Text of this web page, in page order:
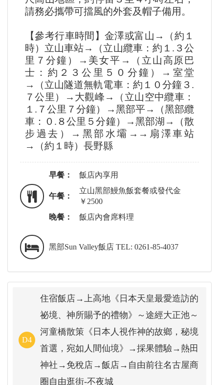
請務必攜帶可擋風的外套及帽⼦備⽤。
【參考行車時間】金澤或富山→（約１
時）立⼭⾞站→（立⼭纜⾞：約１.３公
⾥７分鐘）→美女平→（立⼭⾼原巴
⼠：約２３公⾥５０分鐘）→室堂
→（立⼭隧道無軌電⾞：約１０分鐘３.
７公⾥）→⼤觀峰→（立⼭空中纜⾞：
１.７公⾥７分鐘）→⿊部平→（⿊部纜
車：０.８公⾥５分鐘）→⿊部湖→（散
步過去）→⿊部⽔壩→→扇澤⾞站
→（約１時）長野縣
早餐： 飯店內享用
午餐：
立山黑部鰻魚飯套餐或發代金
￥2500
晚餐：
飯店內會席料理
黑部Sun Valley飯店 TEL: 0261-85-4037
D4
住宿飯店→上高地《日本天皇最愛造訪的
祕境、神所賜予的禮物》～途經大正池～
河童橋散策《日本人視作神的故鄉，秘境
首選，宛如人間仙境》→採果體驗→熱田
神社→免稅店→飯店→自由前往名古屋商
圈自由逛街-不夜城